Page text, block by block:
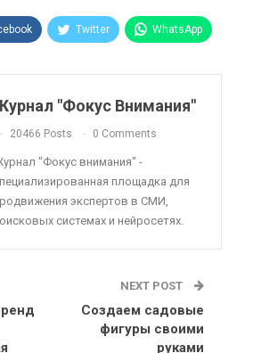
Twitter WhatsApp
VK Viber
Tumblr
"Фокус Внимания"
20466 Posts 0 Comments
"Фокус внимания" -
площадка для
экспертов в СМИ,
системах и нейросетях.
NEXT POST
Создаем садовые
фигуры своими
руками